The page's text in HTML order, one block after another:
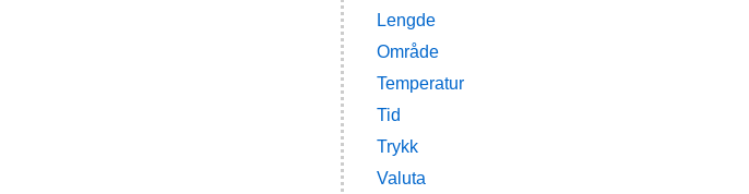
Lengde
Område
Temperatur
Tid
Trykk
Valuta